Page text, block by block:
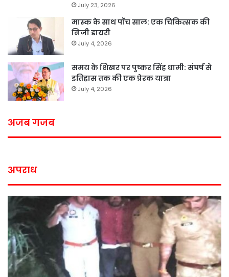
July 23, 2026
मास्क के साथ पॉच साल: एक चिकित्सक की
निजी डायरी
July 4, 2026
समय के शिखर पर पुष्कर सिंह धामी: संघर्ष से
इतिहास तक की एक प्रेरक यात्रा
July 4, 2026
अजब गजब
अपराध